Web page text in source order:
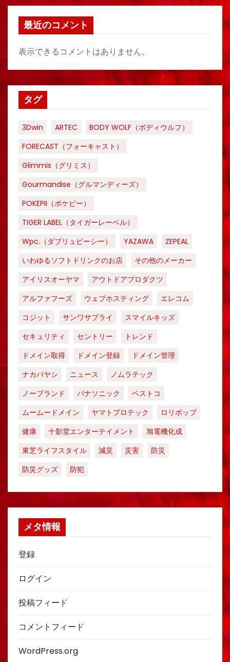
最近のコメント
表示できるコメントはありません。
タグ
3Dwin ARTEC
BODY WOLF（ボディウルフ）
FORECAST（フォーキャスト）
Glimmis（グリミス）
Gourmandise（グルマンディーズ）
POKEPII（ポケピー）
TIGER LABEL（タイガーレーベル）
Wpc.（ダブリュピーシー）
YAZAWA
ZEPEAL
いわゆるソフトドリンクのお店
その他のメーカー
アイリスオーヤマ
アウトドアプロダクツ
アルファフーズ
ウェブホスティング
エレコム
コジット
サンワサプライ
スマイルキッズ
セキュリティ
セントリー
トレンド
ドメイン取得
ドメイン登録
ドメイン管理
ナカバヤシ
ニュース
ノムラテック
ノーブランド
パナソニック
ベストコ
ムームードメイン
ヤマトプロテック
ロリポップ
健康
十影堂エンターテイメント
旭電機化成
東芝ライフスタイル
減災 災害
防災
防災グッズ
防犯
メタ情報
登録
ログイン
投稿フィード
コメントフィード
WordPress.org